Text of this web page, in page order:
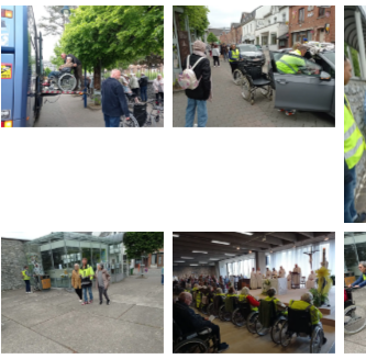
Des bénévoles
au service des
pèlerins des
maisons de
repos
Des bénévoles
au service des
pèlerins des
maisons de
repos
Des bénévoles
au service des
pèlerins des
maisons de
repos
Des bénévoles
au service des
pèlerins des
maisons de
repos